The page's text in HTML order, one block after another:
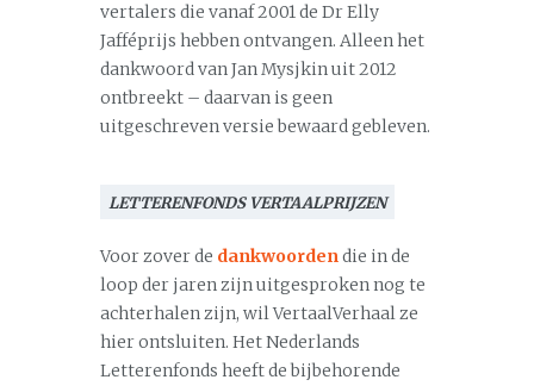
vertalers die vanaf 2001 de Dr Elly
Jafféprijs hebben ontvangen. Alleen het
dankwoord van Jan Mysjkin uit 2012
ontbreekt – daarvan is geen
uitgeschreven versie bewaard gebleven.
LETTERENFONDS VERTAALPRIJZEN
Voor zover de dankwoordendie in de
loop der jaren zijn uitgesproken nog te
achterhalen zijn, wil VertaalVerhaal ze
hier ontsluiten. Het Nederlands
Letterenfonds heeft de bijbehorende